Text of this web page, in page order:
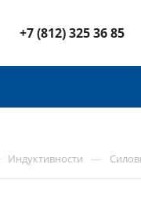
+7 (812) 325 36 85
Индуктивности —